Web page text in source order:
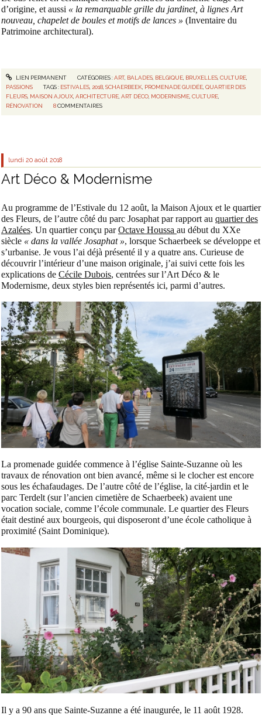
d’origine, et aussi « la remarquable grille du jardinet, à lignes Art
nouveau, chapelet de boules et motifs de lances » (Inventaire du
Patrimoine architectural).
LIEN PERMANENT CATÉGORIES :ART, BALADES, BELGIQUE, BRUXELLES, CULTURE,
PASSIONS
TAGS : ESTIVALES 2018 ,SCHAERBEEK PROMENADE GUIDÉE ,QUARTIER DES
FLEURS MAISON AJOUX ,ARCHITECTURE ,ART DÉCO MODERNISME ,CULTURE
RÉNOVATION
8 COMMENTAIRES
lundi 20 août 2018
Art Déco & Modernisme
Au programme de l’Estivale du 12 août, la Maison Ajoux et le quartier
des Fleurs, de l’autre côté du parc Josaphat par rapport au quartier des
Azalées. Un quartier conçu parOctave Houssa au début du XXe
siècle « dans la vallée Josaphat », lorsque Schaerbeek se développe et
s’urbanise. Je vous l’ai déjà présenté il y a quatre ans. Curieuse de
découvrir l’intérieur d’une maison originale, j’ai suivi cette fois les
explications de Cécile Dubois, centrées sur l’Art Déco & le
Modernisme, deux styles bien représentés ici, parmi d’autres.
La promenade guidée commence à l’église Sainte-Suzanne où les
travaux de rénovation ont bien avancé, même si le clocher est encore
sous les échafaudages. De l’autre côté de l’église, la cité-jardin et le
parc Terdelt (sur l’ancien cimetière de Schaerbeek) avaient une
vocation sociale, comme l’école communale. Le quartier des Fleurs
était destiné aux bourgeois, qui disposeront d’une école catholique à
proximité (Saint Dominique).
Il y a 90 ans que Sainte-Suzanne a été inaugurée, le 11 août 1928.